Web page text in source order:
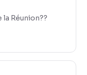
Réunion??